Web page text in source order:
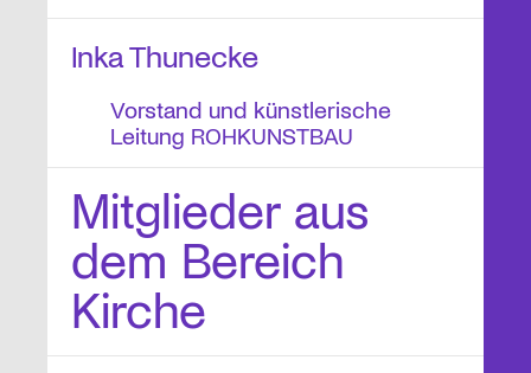
Inka Thunecke
Vorstand und künstlerische
Leitung ROHKUNSTBAU
Mitglieder aus
dem Bereich
Kirche